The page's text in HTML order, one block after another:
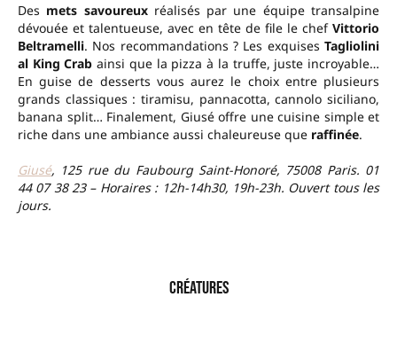
Des mets savoureuxréalisés par une équipe transalpine
dévouée et talentueuse, avec en tête de file le chef Vittorio
Beltramelli. Nos recommandations ? Les exquises Tagliolini
al King Crab ainsi que la pizza à la truffe, juste incroyable…
En guise de desserts vous aurez le choix entre plusieurs
grands classiques : tiramisu, pannacotta, cannolo siciliano,
banana split… Finalement, Giusé offre une cuisine simple et
riche dans une ambiance aussi chaleureuse que raffinée.
Giusé, 125 rue du Faubourg Saint-Honoré, 75008 Paris. 01
44 07 38 23 – Horaires : 12h-14h30, 19h-23h. Ouvert tous les
jours.
Créatures